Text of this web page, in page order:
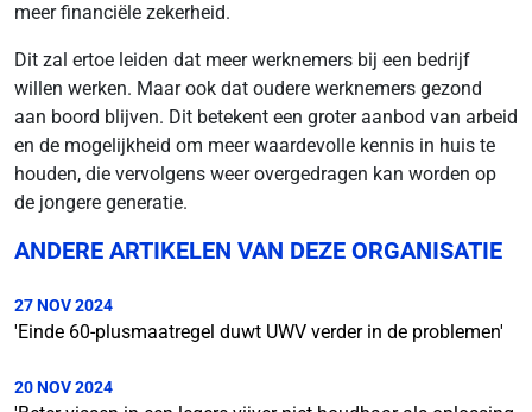
meer financiële zekerheid.
Dit zal ertoe leiden dat meer werknemers bij een bedrijf
willen werken. Maar ook dat oudere werknemers gezond
aan boord blijven. Dit betekent een groter aanbod van arbeid
en de mogelijkheid om meer waardevolle kennis in huis te
houden, die vervolgens weer overgedragen kan worden op
de jongere generatie.
ANDERE ARTIKELEN VAN DEZE ORGANISATIE
27 NOV 2024
'Einde 60-plusmaatregel duwt UWV verder in de problemen'
20 NOV 2024